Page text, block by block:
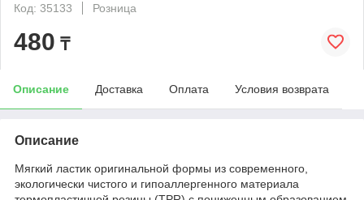
Код: 35133
Розница
480 ₸
Описание Доставка Оплата Условия возврата
Описание
Мягкий ластик оригинальной формы из современного,
экологически чистого и гипоаллергенного материала